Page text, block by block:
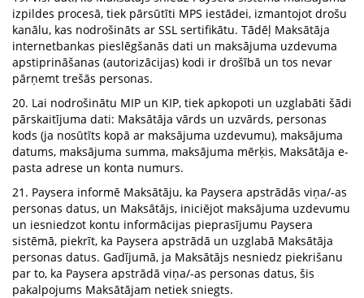
izpildes procesā, tiek pārsūtīti MPS iestādei, izmantojot drošu
kanālu, kas nodrošināts ar SSL sertifikātu. Tādēļ Maksātāja
internetbankas pieslēgšanās dati un maksājuma uzdevuma
apstiprināšanas (autorizācijas) kodi ir drošībā un tos nevar
pārņemt trešās personas.
20. Lai nodrošinātu MIP un KIP, tiek apkopoti un uzglabāti šādi
pārskaitījuma dati: Maksātāja vārds un uzvārds, personas
kods (ja nosūtīts kopā ar maksājuma uzdevumu), maksājuma
datums, maksājuma summa, maksājuma mērķis, Maksātāja e-
pasta adrese un konta numurs.
21. Paysera informē Maksātāju, ka Paysera apstrādās viņa/-as
personas datus, un Maksātājs, iniciējot maksājuma uzdevumu
un iesniedzot kontu informācijas pieprasījumu Paysera
sistēmā, piekrīt, ka Paysera apstrādā un uzglabā Maksātāja
personas datus. Gadījumā, ja Maksātājs nesniedz piekrišanu
par to, ka Paysera apstrādā viņa/-as personas datus, šis
pakalpojums Maksātājam netiek sniegts.